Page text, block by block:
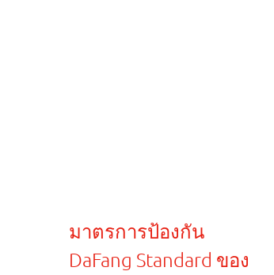
มาตรการป้องกัน
DaFang Standard ของ